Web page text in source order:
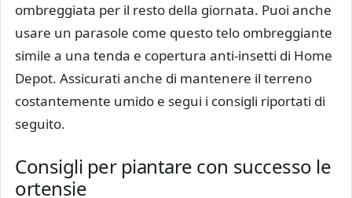
ombreggiata per il resto della giornata. Puoi anche
usare un parasole come questo telo ombreggiante
simile a una tenda e copertura anti-insetti di Home
Depot. Assicurati anche di mantenere il terreno
costantemente umido e segui i consigli riportati di
seguito.
Consigli per piantare con successo le
ortensie